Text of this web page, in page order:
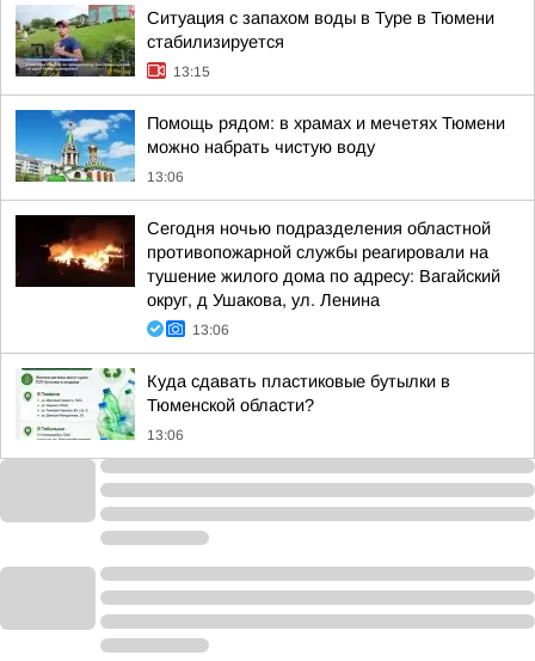
Ситуация с запахом воды в Туре в Тюмени
стабилизируется
13:15
Помощь рядом: в храмах и мечетях Тюмени
можно набрать чистую воду
13:06
Сегодня ночью подразделения областной
противопожарной службы реагировали на
тушение жилого дома по адресу: Вагайский
округ, д Ушакова, ул. Ленина
13:06
Куда сдавать пластиковые бутылки в
Тюменской области?
13:06